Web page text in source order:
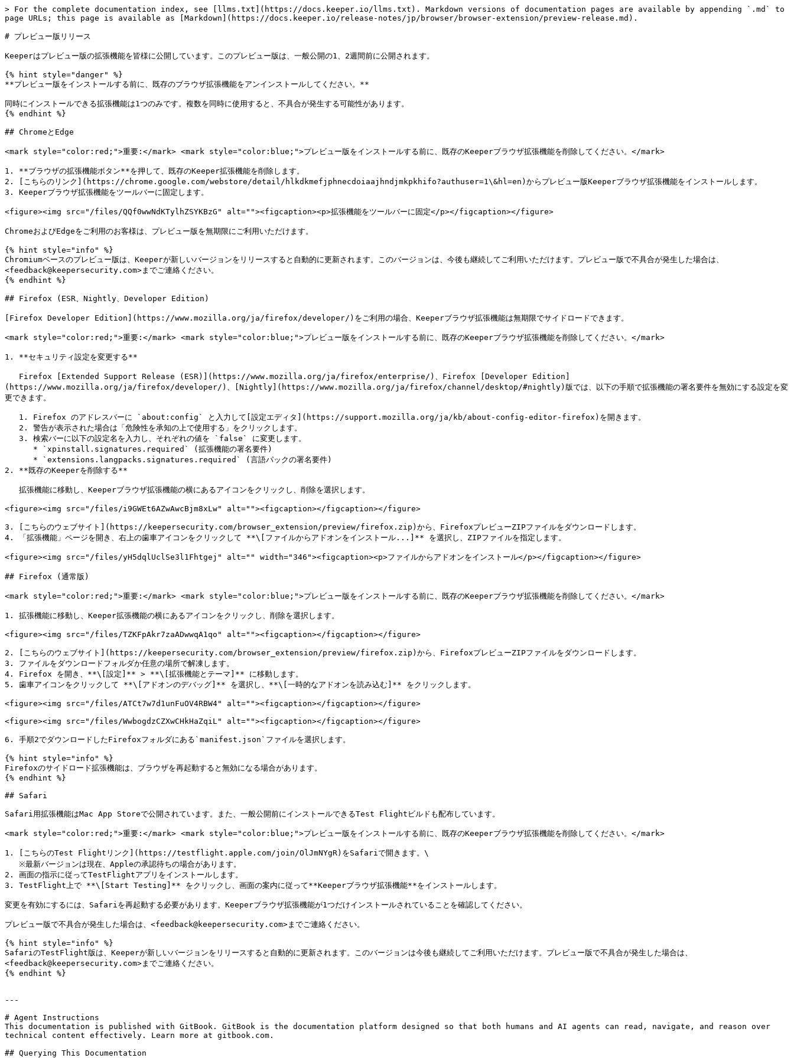
> For the complete documentation index, see [llms.txt](https://docs.keeper.io/llms.txt). Markdown versions of documentation pages are available by appending `.md` to
page URLs; this page is available as [Markdown](https://docs.keeper.io/release-notes/jp/browser/browser-extension/preview-release.md).
# プレビュー版リリース
Keeperはプレビュー版の拡張機能を皆様に公開しています。このプレビュー版は、一般公開の1、2週間前に公開されます。
{% hint style="danger" %}
**プレビュー版をインストールする前に、既存のブラウザ拡張機能をアンインストールしてください。**
同時にインストールできる拡張機能は1つのみです。複数を同時に使用すると、不具合が発生する可能性があります。
{% endhint %}
## ChromeとEdge
<mark style="color:red;">重要:</mark> <mark style="color:blue;">プレビュー版をインストールする前に、既存のKeeperブラウザ拡張機能を削除してください。</mark>
1. **ブラウザの拡張機能ボタン**を押して、既存のKeeper拡張機能を削除します。
2. [こちらのリンク](https://chrome.google.com/webstore/detail/hlkdkmefjphnecdoiaajhndjmkpkhifo?authuser=1\&hl=en)からプレビュー版Keeperブラウザ拡張機能をインストールします。
3. Keeperブラウザ拡張機能をツールバーに固定します。
<figure><img src="/files/QQf0wwNdKTylhZSYKBzG" alt=""><figcaption><p>拡張機能をツールバーに固定</p></figcaption></figure>
ChromeおよびEdgeをご利用のお客様は、プレビュー版を無期限にご利用いただけます。
{% hint style="info" %}
Chromiumベースのプレビュー版は、Keeperが新しいバージョンをリリースすると自動的に更新されます。このバージョンは、今後も継続してご利用いただけます。プレビュー版で不具合が発生した場合は、
<feedback@keepersecurity.com>までご連絡ください。
{% endhint %}
## Firefox (ESR、Nightly、Developer Edition)
[Firefox Developer Edition](https://www.mozilla.org/ja/firefox/developer/)をご利用の場合、Keeperブラウザ拡張機能は無期限でサイドロードできます。
<mark style="color:red;">重要:</mark> <mark style="color:blue;">プレビュー版をインストールする前に、既存のKeeperブラウザ拡張機能を削除してください。</mark>
1. **セキュリティ設定を変更する**
(https://www.mozilla.org/ja/firefox/developer/)、[Nightly](https://www.mozilla.org/ja/firefox/channel/desktop/#nightly)版では、以下の手順で拡張機能の署名要件を無効にする設定を変
更できます。
2. **既存のKeeperを削除する**
<figure><img src="/files/i9GWEt6AZwAwcBjm8xLw" alt=""><figcaption></figcaption></figure>
3. [こちらのウェブサイト](https://keepersecurity.com/browser_extension/preview/firefox.zip)から、FirefoxプレビューZIPファイルをダウンロードします。
4. 「拡張機能」ページを開き、右上の歯車アイコンをクリックして **\[ファイルからアドオンをインストール...]** を選択し、ZIPファイルを指定します。
<figure><img src="/files/yH5dqlUclSe3l1Fhtgej" alt="" width="346"><figcaption><p>ファイルからアドオンをインストール</p></figcaption></figure>
## Firefox (通常版)
<mark style="color:red;">重要:</mark> <mark style="color:blue;">プレビュー版をインストールする前に、既存のKeeperブラウザ拡張機能を削除してください。</mark>
1. 拡張機能に移動し、Keeper拡張機能の横にあるアイコンをクリックし、削除を選択します。
<figure><img src="/files/TZKFpAkr7zaADwwqA1qo" alt=""><figcaption></figcaption></figure>
2. [こちらのウェブサイト](https://keepersecurity.com/browser_extension/preview/firefox.zip)から、FirefoxプレビューZIPファイルをダウンロードします。
3. ファイルをダウンロードフォルダか任意の場所で解凍します。
4. Firefox を開き、**\[設定]** > **\[拡張機能とテーマ]** に移動します。
5. 歯車アイコンをクリックして **\[アドオンのデバッグ]** を選択し、**\[一時的なアドオンを読み込む]** をクリックします。
<figure><img src="/files/ATCt7w7d1unFuOV4RBW4" alt=""><figcaption></figcaption></figure>
<figure><img src="/files/WwbogdzCZXwCHkHaZqiL" alt=""><figcaption></figcaption></figure>
6. 手順2でダウンロードしたFirefoxフォルダにある`manifest.json`ファイルを選択します。
{% hint style="info" %}
Firefoxのサイドロード拡張機能は、ブラウザを再起動すると無効になる場合があります。
{% endhint %}
## Safari
Safari用拡張機能はMac App Storeで公開されています。また、一般公開前にインストールできるTest Flightビルドも配布しています。
<mark style="color:red;">重要:</mark> <mark style="color:blue;">プレビュー版をインストールする前に、既存のKeeperブラウザ拡張機能を削除してください。</mark>
1. [こちらのTest Flightリンク](https://testflight.apple.com/join/OlJmNYgR)をSafariで開きます。\
2. 画面の指示に従ってTestFlightアプリをインストールします。
3. TestFlight上で **\[Start Testing]** をクリックし、画面の案内に従って**Keeperブラウザ拡張機能**をインストールします。
変更を有効にするには、Safariを再起動する必要があります。Keeperブラウザ拡張機能が1つだけインストールされていることを確認してください。
プレビュー版で不具合が発生した場合は、<feedback@keepersecurity.com>までご連絡ください。
{% hint style="info" %}
SafariのTestFlight版は、Keeperが新しいバージョンをリリースすると自動的に更新されます。このバージョンは今後も継続してご利用いただけます。プレビュー版で不具合が発生した場合は、
<feedback@keepersecurity.com>までご連絡ください。
{% endhint %}
---
# Agent Instructions
This documentation is published with GitBook. GitBook is the documentation platform designed so that both humans and AI agents can read, navigate, and reason over
technical content effectively. Learn more at gitbook.com.
## Querying This Documentation